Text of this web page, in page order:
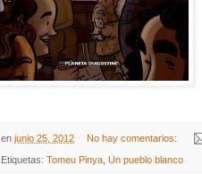
en junio 25, 2012 No hay comentarios:
Etiquetas: Tomeu Pinya Un pueblo blanco